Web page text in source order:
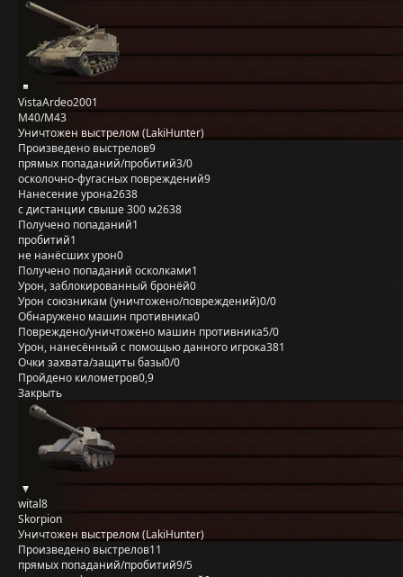
VistaArdeo2001
M40/M43
Уничтожен выстрелом (LakiHunter)
Произведено выстрелов9
прямых попаданий/пробитий3/0
осколочно-фугасных повреждений9
Нанесение урона2638
с дистанции свыше 300 м2638
Получено попаданий1
пробитий1
не нанёсших урон0
Получено попаданий осколками1
Урон, заблокированный бронёй0
Урон союзникам (уничтожено/повреждений)0/0
Обнаружено машин противника0
Повреждено/уничтожено машин противника5/0
Урон, нанесённый с помощью данного игрока381
Очки захвата/защиты базы0/0
Пройдено километров0,9
Закрыть
wital8
Skorpion
Уничтожен выстрелом (LakiHunter)
Произведено выстрелов11
прямых попаданий/пробитий9/5